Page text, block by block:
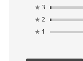
★ 3
★ 2
★ 1